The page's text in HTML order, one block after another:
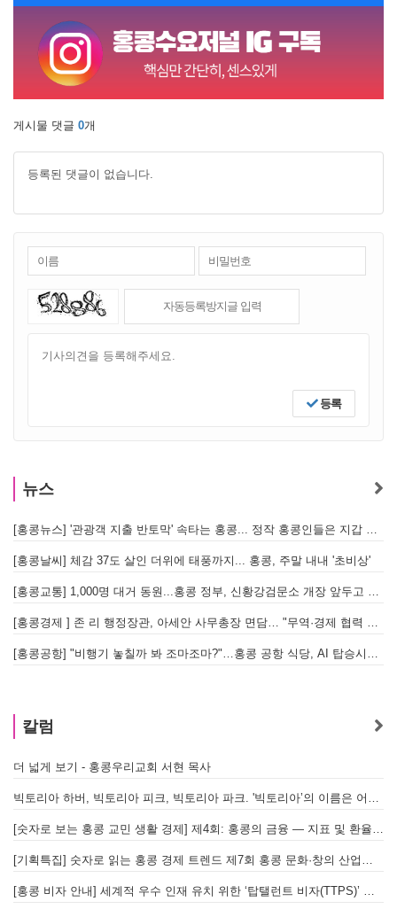
게시물 댓글 0개
등록된 댓글이 없습니다.
등록
뉴스
[홍콩날씨] 체감 37도 살인 더위에 태풍까지... 홍콩, 주말 내내 '초비상'
칼럼
더 넓게 보기 - 홍콩우리교회 서현 목사